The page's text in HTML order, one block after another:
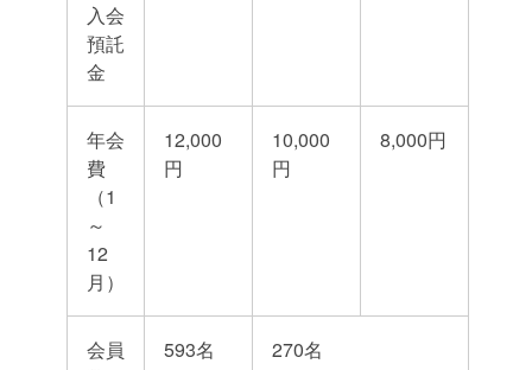
入会
預託
金
年会
費
（1
～
12
月）
12,000
円
10,000
円
8,000円
会員
593名 270名